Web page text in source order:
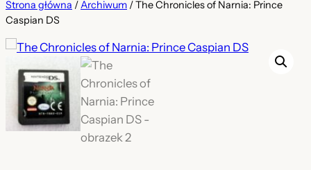
Strona główna /Archiwum / The Chronicles of Narnia: Prince
Caspian DS